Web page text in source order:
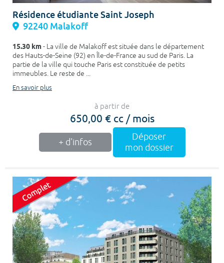
Résidence étudiante Saint Joseph
92240 Malakoff
15.30 km- La ville de Malakoff est située dans le département
des Hauts-de-Seine (92) en Île-de-France au sud de Paris. La
partie de la ville qui touche Paris est constituée de petits
immeubles. Le reste de ...
En savoir plus
à partir de
650,00 € cc / mois
+ d'infos
Déposer
mon dossier